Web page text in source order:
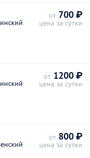
от 700 ₽
цена за сутки
от 1200 ₽
цена за сутки
от 800 ₽
цена за сутки